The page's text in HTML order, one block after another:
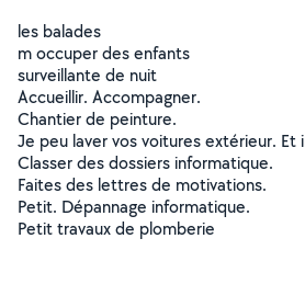
les balades
m occuper des enfants
surveillante de nuit
Accueillir. Accompagner.
Chantier de peinture.
Je peu laver vos voitures extérieur. Et
Classer des dossiers informatique.
Faites des lettres de motivations.
Petit. Dépannage informatique.
Petit travaux de plomberie